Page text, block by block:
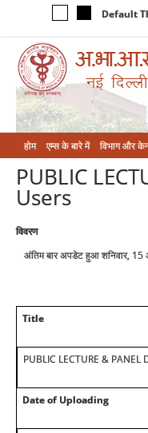
Default
होम एम्‍स के बारे में विभाग और
PUBLIC
Users
विवरण
अंतिम बार अपडेट हुआ शनिवार,
Title
PUBLIC LECTURE &
Date of Uploading